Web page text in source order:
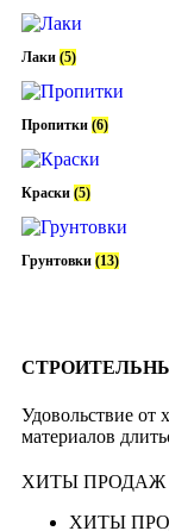
Лаки (5)
Пропитки (6)
Краски (5)
Грунтовки (13)
Удовольствие от
материалов
ХИТЫ ПРОДАЖ
ХИТЫ